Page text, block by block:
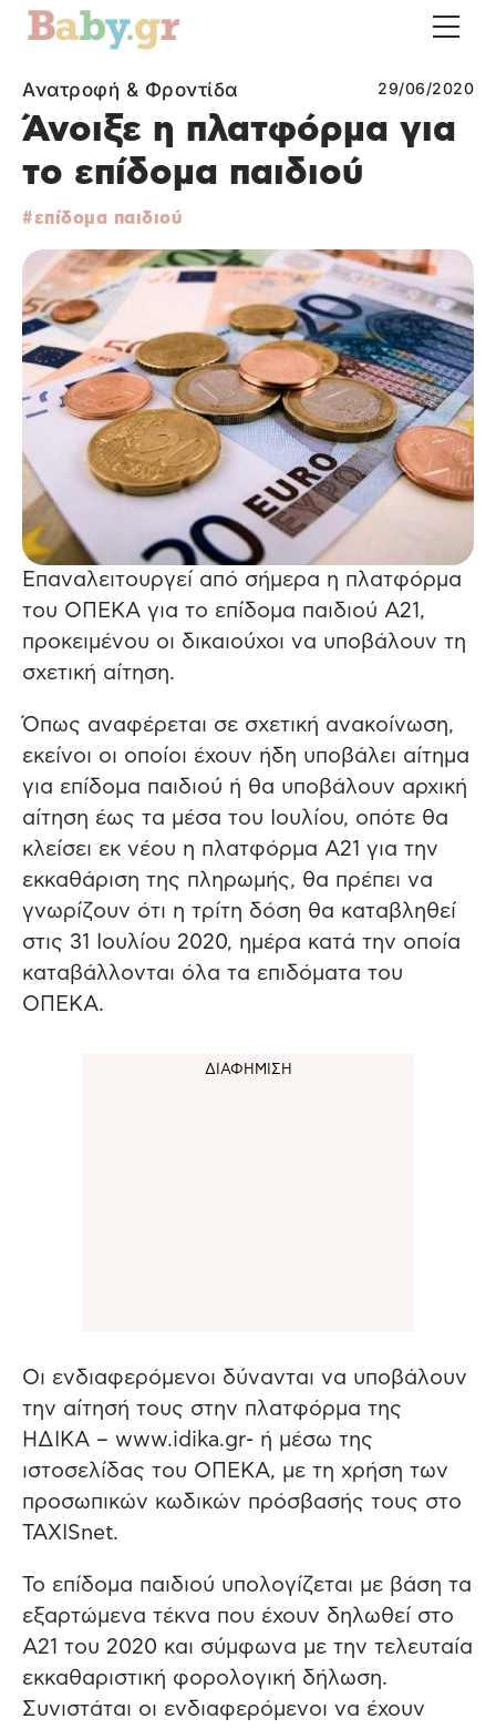
Ανατροφή & Φροντίδα 29/06/2020
Άνοιξε η πλατφόρμα για
το επίδομα παιδιού
επίδομα παιδιού
Επαναλειτουργεί από σήμερα η πλατφόρμα
του ΟΠΕΚΑ για το επίδομα παιδιού Α21,
προκειμένου οι δικαιούχοι να υποβάλουν τη
σχετική αίτηση.
Όπως αναφέρεται σε σχετική ανακοίνωση,
εκείνοι οι οποίοι έχουν ήδη υποβάλει αίτημα
για επίδομα παιδιού ή θα υποβάλουν αρχική
αίτηση έως τα μέσα του Ιουλίου, οπότε θα
κλείσει εκ νέου η πλατφόρμα Α21 για την
εκκαθάριση της πληρωμής, θα πρέπει να
γνωρίζουν ότι η τρίτη δόση θα καταβληθεί
στις 31 Ιουλίου 2020, ημέρα κατά την οποία
καταβάλλονται όλα τα επιδόματα του
ΟΠΕΚΑ.
Οι ενδιαφερόμενοι δύνανται να υποβάλουν
την αίτησή τους στην πλατφόρμα της
ΗΔΙΚΑ – www.idika.gr- ή μέσω της
ιστοσελίδας του ΟΠΕΚΑ, με τη χρήση των
προσωπικών κωδικών πρόσβασής τους στο
TAXISnet.
Το επίδομα παιδιού υπολογίζεται με βάση τα
εξαρτώμενα τέκνα που έχουν δηλωθεί στο
Α21 του 2020 και σύμφωνα με την τελευταία
εκκαθαριστική φορολογική δήλωση.
Συνιστάται οι ενδιαφερόμενοι να έχουν